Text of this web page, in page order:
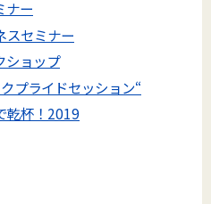
ナー
スセミナー
ショップ
プライドセッション“
乾杯！2019